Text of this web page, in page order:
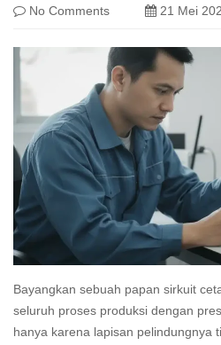
No Comments
21 Mei
Bayangkan sebuah papan sirkuit
seluruh proses produksi dengan
hanya karena lapisan pelindungnya